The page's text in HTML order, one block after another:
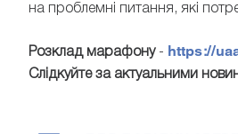
на проблемні питання, які
Розклад марафону - https://
Слідкуйте за актуальними